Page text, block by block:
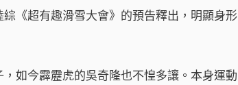
《超有趣滑雪大會》的預告釋出，明顯身形
如今霹靂虎的吳奇隆也不惶多讓。本身運動